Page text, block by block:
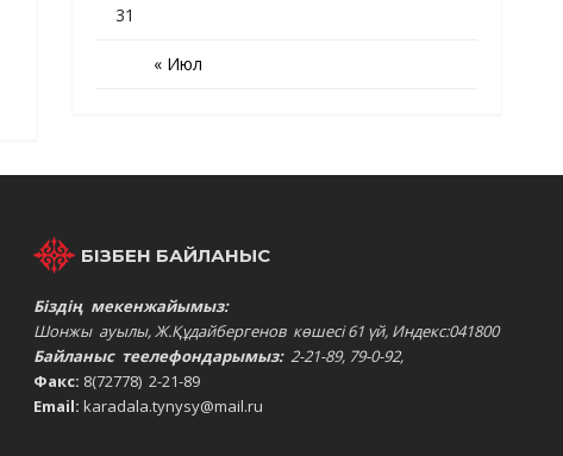
« Июл
31
БІЗБЕН БАЙЛАНЫС
Біздің мекенжайымыз:
Шонжы ауылы, Ж.Құдайбергенов көшесі 61 үй, Индекс:041800
Байланыс теелефондарымыз: 2-21-89, 79-0-92,
Факс: 8(72778) 2-21-89
Email: karadala.tynysy@mail.ru